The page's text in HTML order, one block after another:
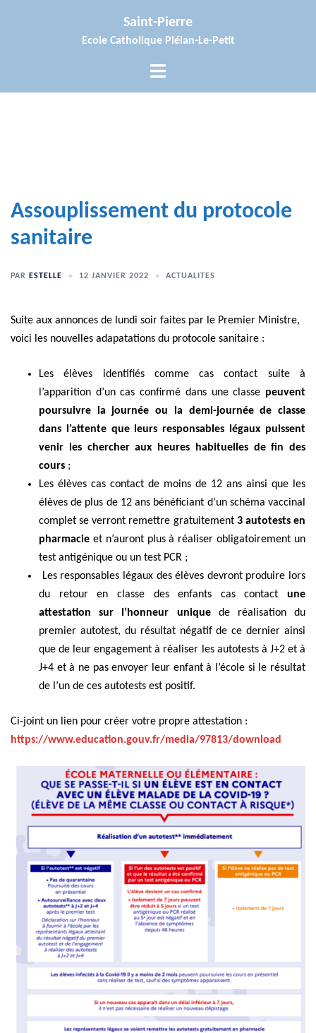
Saint-Pierre
Ecole Catholique Plélan-Le-Petit
Ouvrir/fermer
Assouplissement du protocole
sanitaire
PAR ESTELLE 12 JANVIER 2022 ACTUALITES
Suite aux annonces de lundi soir faites par le Premier Ministre,
voici les nouvelles adapatations du protocole sanitaire :
Les élèves identifiés comme cas contact suite à
l’apparition d’un cas confirmé dans une classe peuvent
poursuivre la journée ou la demi-journée de classe
dans l’attente que leurs responsables légaux puissent
venir les chercher aux heures habituelles de fin des
cours ;
Les élèves cas contact de moins de 12 ans ainsi que les
élèves de plus de 12 ans bénéficiant d’un schéma vaccinal
complet se verront remettre gratuitement 3 autotests en
pharmacie et n’auront plus à réaliser obligatoirement un
test antigénique ou un test PCR ;
Les responsables légaux des élèves devront produire lors
du retour en classe des enfants cas contact une
attestation sur l’honneur uniquede réalisation du
premier autotest, du résultat négatif de ce dernier ainsi
que de leur engagement à réaliser les autotests à J+2 et à
J+4 et à ne pas envoyer leur enfant à l’école si le résultat
de l’un de ces autotests est positif.
Ci-joint un lien pour créer votre propre attestation :
https://www.education.gouv.fr/media/97813/download